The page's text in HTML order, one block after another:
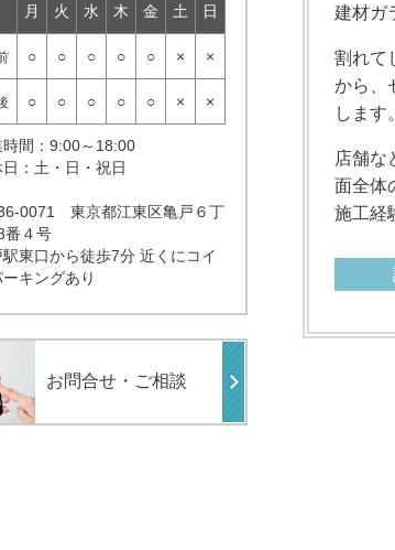
建材ガ
割れて
から、
します。
店舗な
面全体
施工経
月 火 水 木 金 土 日
○ ○ ○ ○ ○ × ×
○ ○ ○ ○ ○ × ×
時間：9:00～18:00
： 土・日・祝日
0071 東京都江東区亀戸６丁
番４号
東口から徒歩7分 近くにコイ
ーキングあり
お問合せ・ご相談